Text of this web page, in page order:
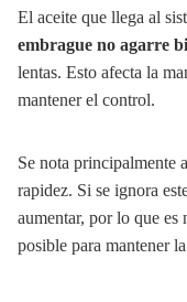
El aceite que llega al
embrague no agarre
lentas. Esto afecta la
mantener el control.
Se nota principalmente
rapidez. Si se ignora
aumentar, por lo que es
posible para mantener